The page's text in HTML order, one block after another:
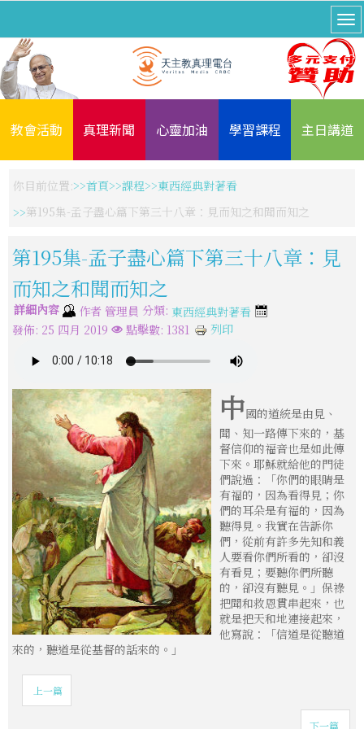
教會活動 真理新聞 心靈加油 學習課程 主日講道
你目前位置: 首頁 課程
東西經典對著看
第195集-孟子盡心篇下第三十八章：見而知之和聞而知之
第195集-孟子盡心篇下第三十八章：見
而知之和聞而知之
詳細內容 作者 管理員 分類: 東西經典對著看
發佈: 25 四月 2019
點擊數: 1381 列印
中國的道統是由見、
聞、知一路傳下來的，基
督信仰的福音也是如此傳
下來。耶穌就給他的門徒
們說過：「你們的眼睛是
有福的，因為看得見；你
們的耳朵是有福的，因為
聽得見。我實在告訴你
們，從前有許多先知和義
人要看你們所看的，卻沒
有看見；要聽你們所聽
的，卻沒有聽見。」保祿
把聞和救恩貫串起來，也
就是把天和地連接起來，
他寫說：「信道是從聽道
來的，聽道是從基督的話來的。」
上一篇
下一篇